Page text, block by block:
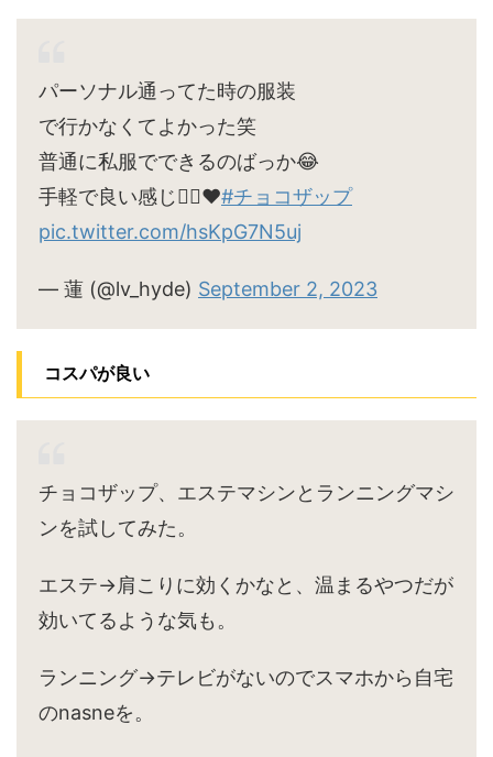
パーソナル通ってた時の服装
で行かなくてよかった笑
普通に私服でできるのばっか😂
手軽で良い感じ🙆‍♀️♥#チョコザップ
pic.twitter.com/hsKpG7N5uj
— 蓮 (@lv_hyde) September 2, 2023
コスパが良い
チョコザップ、エステマシンとランニングマシ
ンを試してみた。
エステ→肩こりに効くかなと、温まるやつだが
効いてるような気も。
ランニング→テレビがないのでスマホから自宅
のnasneを。